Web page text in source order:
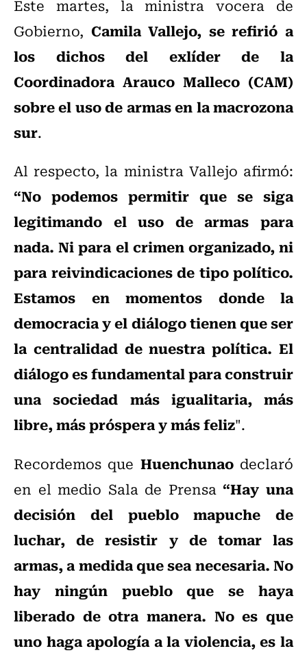
Este martes, la ministra vocera de
Gobierno, Camila Vallejo, se refirió a
los dichos del exlíder de la
Coordinadora Arauco Malleco (CAM)
sobre el uso de armas en la macrozona
sur.
Al respecto, la ministra Vallejo afirmó:
“No podemos permitir que se siga
legitimando el uso de armas para
nada. Ni para el crimen organizado, ni
para reivindicaciones de tipo político.
Estamos en momentos donde la
democracia y el diálogo tienen que ser
la centralidad de nuestra política. El
diálogo es fundamental para construir
una sociedad más igualitaria, más
libre, más próspera y más feliz".
Recordemos que Huenchunaodeclaró
en el medio Sala de Prensa“Hay una
decisión del pueblo mapuche de
luchar, de resistir y de tomar las
armas, a medida que sea necesaria. No
hay ningún pueblo que se haya
liberado de otra manera. No es que
uno haga apología a la violencia, es la